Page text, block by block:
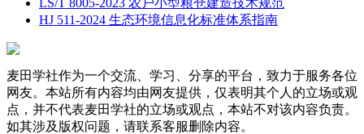
HJ 511-2024 生态环境信息化标准体系指南
麦田学社作为一个交流、学习、分享的平台，致力于服务各位
网友。本站所有内容均由网友提供，仅表明其个人的立场或观
点，并不代表麦田学社的立场或观点，本站不对该内容负责。
如其涉及版权问题，请联系客服删除内容。